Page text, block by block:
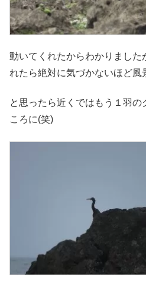
動いてくれたからわかりました
れたら絶対に気づかないほど風
と思ったら近くではもう１羽の
ころに(笑)